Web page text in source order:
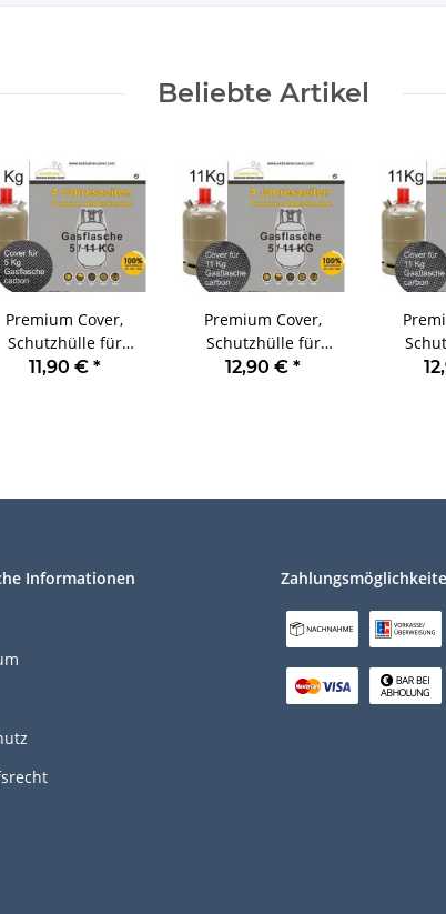
Beliebte Artikel
Premium Cover,
Schutzhülle für
Size M, 5
11,90 € *
Premium Cover,
Schutzhülle für
Gasflasche, Size L, 11
12,90 € *
Informationen